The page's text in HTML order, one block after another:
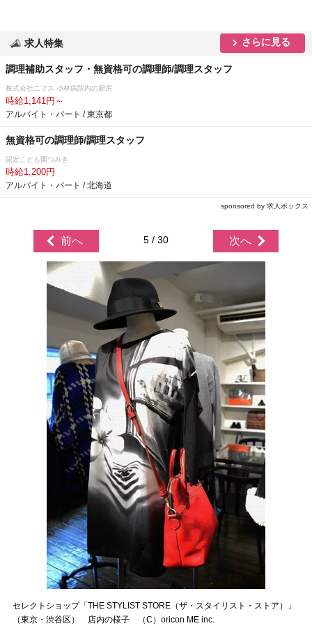
求人特集 さらに見る
調理補助スタッフ・無資格可の調理師/調理スタッフ
株式会社ニフス 小林病院内の厨房
時給1,141円～
アルバイト・パート / 東京都
無資格可の調理師/調理スタッフ
認定こども園つみき
時給1,200円
アルバイト・パート / 北海道
sponsored by 求人ボックス
前へ 5 / 30 次へ
セレクトショップ「THE STYLIST STORE（ザ・スタイリスト・ストア）」
（東京・渋谷区） 店内の様子 （C）oricon ME inc.